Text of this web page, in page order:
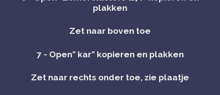
plakken
Zet naar boven toe
7 - Open” kar” kopieren en plakken
Zet naar rechts onder toe, zie plaatje